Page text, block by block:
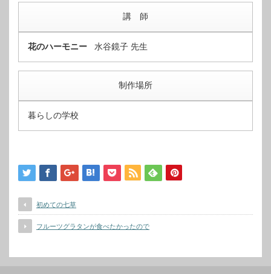
講 師
花のハーモニー 水谷鏡子 先生
制作場所
暮らしの学校
初めての七草
フルーツグラタンが食べたかったので